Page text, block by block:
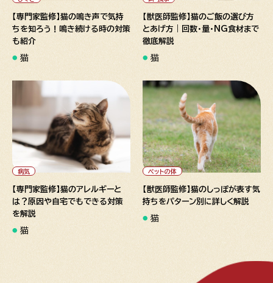
【専門家監修】猫の鳴き声で気持
ちを知ろう！鳴き続ける時の対策
も紹介
猫
【獣医師監修】猫のご飯の選び方
とあげ方｜回数・量・NG食材まで
徹底解説
猫
" alt="【専門家監修】猫のアレ
ルギーとは？原因や自宅でもで
きる対策を解説">
病気
【専門家監修】猫のアレルギーと
は？原因や自宅でもできる対策
を解説
猫
" alt="【獣医師監修】猫のしっ
ぽが表す気持ちをパターン別に
詳しく解説">
ペットの体
【獣医師監修】猫のしっぽが表す気
持ちをパターン別に詳しく解説
猫